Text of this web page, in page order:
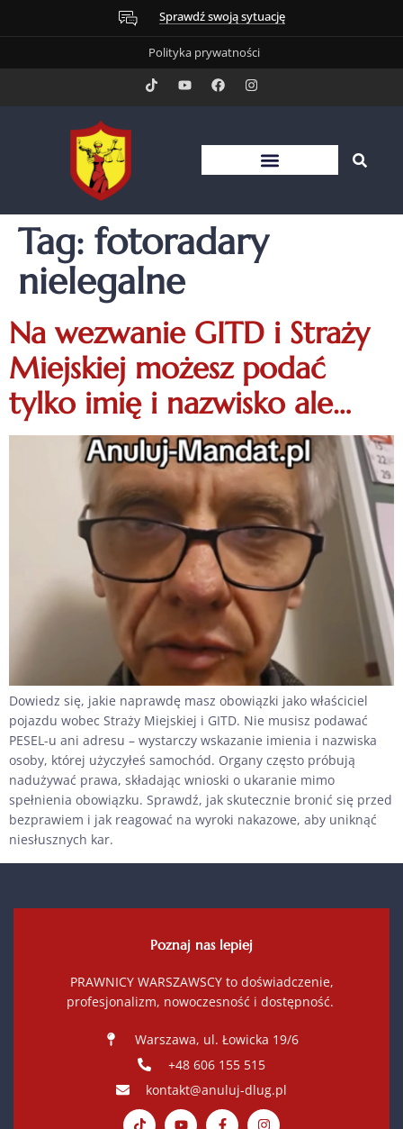
Sprawdź swoją sytuację
Polityka prywatności
Tag: fotoradary
nielegalne
Na wezwanie GITD i Straży
Miejskiej możesz podać
tylko imię i nazwisko ale…
Dowiedz się, jakie naprawdę masz obowiązki jako właściciel
pojazdu wobec Straży Miejskiej i GITD. Nie musisz podawać
PESEL-u ani adresu – wystarczy wskazanie imienia i nazwiska
osoby, której użyczyłeś samochód. Organy często próbują
nadużywać prawa, składając wnioski o ukaranie mimo
spełnienia obowiązku. Sprawdź, jak skutecznie bronić się przed
bezprawiem i jak reagować na wyroki nakazowe, aby uniknąć
niesłusznych kar.
Poznaj nas lepiej
PRAWNICY WARSZAWSCY to doświadczenie,
profesjonalizm, nowoczesność i dostępność.
Warszawa, ul. Łowicka 19/6
+48 606 155 515
kontakt@anuluj-dlug.pl